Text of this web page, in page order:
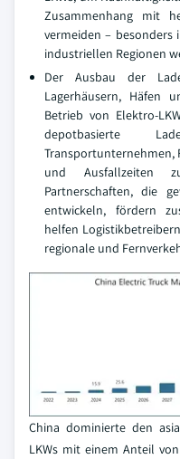
Zusammenhang mit
vermeiden –
industriellen Regionen
Der Ausbau der
Lagerhäusern, Häfen
Betrieb von Elektro-
depotbasierte
Transportunternehmen,
und Ausfallzeiten
Partnerschaften, die
entwickeln, fördern
helfen
regionale und
China dominierte den
LKWs mit einem Anteil